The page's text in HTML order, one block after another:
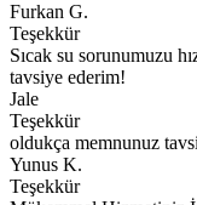
Furkan G.
Teşekkür
Sıcak su sorunumuzu
tavsiye ederim!
Jale
Teşekkür
oldukça memnunuz
Yunus K.
Teşekkür